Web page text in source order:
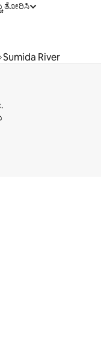
ತೋರಿಸಿ
Sumida River